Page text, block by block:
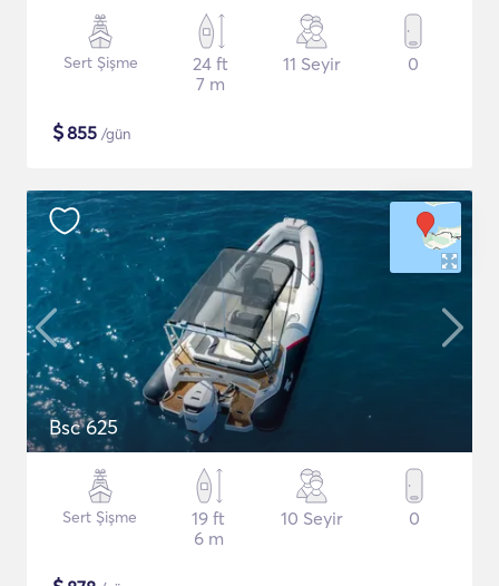
Sert Şişme
24 ft
7 m
11 Seyir 0
$855 /gün
Bsc 625
Sert Şişme
19 ft
6 m
10 Seyir 0